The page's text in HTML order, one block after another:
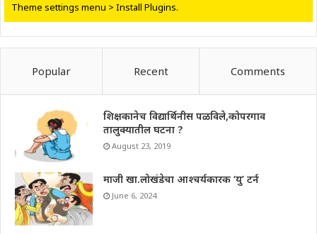
Theme settings menu > Install Plugins.
Popular Recent Comments
शिक्षकानेच विद्यार्थिनीस पळविले,कोपरगाव
तालुक्यातील घटना ?
August 23, 2019
माजी खा.लोखंडेचा आश्चर्यकारक ‘यु’ टर्न
June 6, 2024